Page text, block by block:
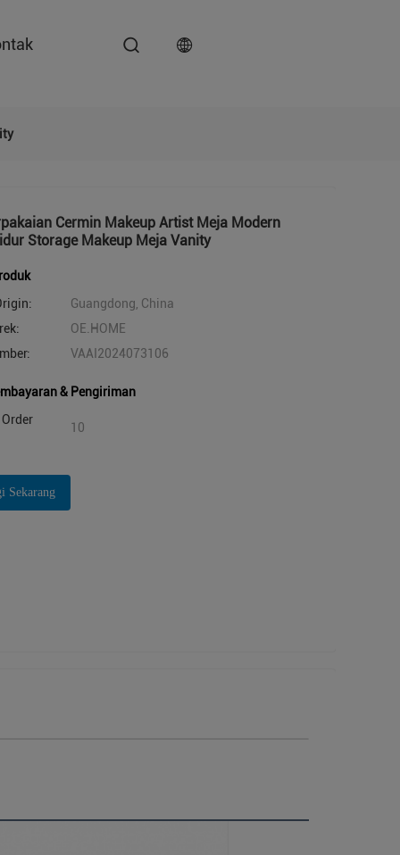
Cermin Makeup Artist Meja Modern
Storage Makeup Meja Vanity
Guangdong, China
OE.HOME
VAAI2024073106
& Pengiriman
10
Sekarang